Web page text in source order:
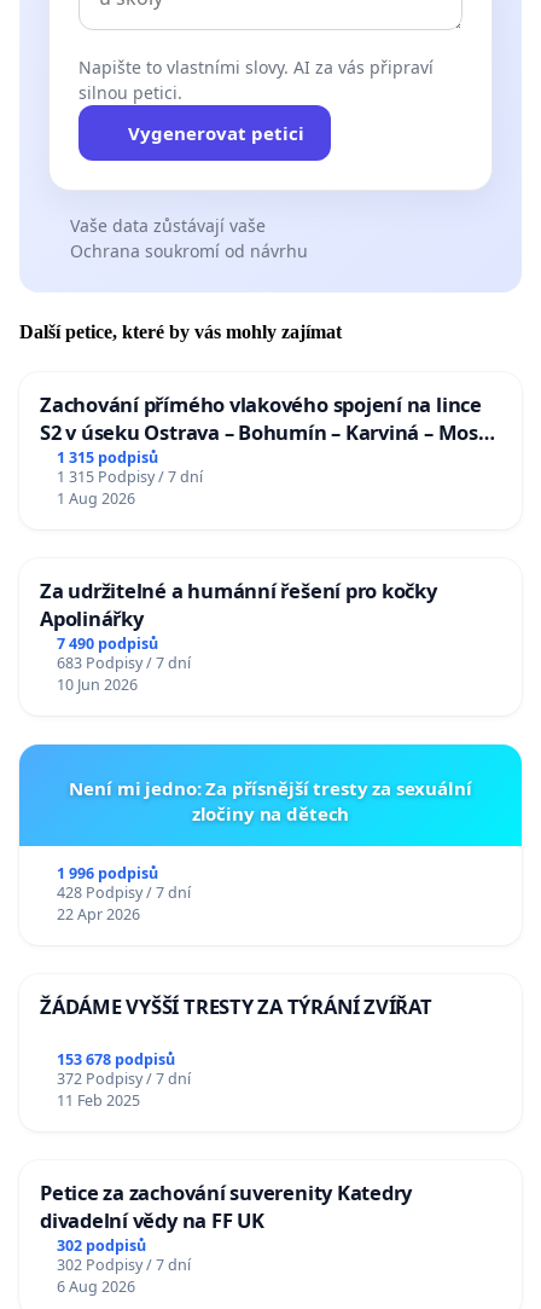
Napište to vlastními slovy. AI za vás připraví
silnou petici.
Vygenerovat petici
Vaše data zůstávají vaše
Ochrana soukromí od návrhu
Další petice, které by vás mohly zajímat
Zachování přímého vlakového spojení na lince
S2 v úseku Ostrava – Bohumín – Karviná – Mosty
u Jablunkova
1 315 podpisů
1 315 Podpisy / 7 dní
1 Aug 2026
Za udržitelné a humánní řešení pro kočky
Apolinářky
7 490 podpisů
683 Podpisy / 7 dní
10 Jun 2026
Není mi jedno: Za přísnější tresty za sexuální
zločiny na dětech
1 996 podpisů
428 Podpisy / 7 dní
22 Apr 2026
ŽÁDÁME VYŠŠÍ TRESTY ZA TÝRÁNÍ ZVÍŘAT
153 678 podpisů
372 Podpisy / 7 dní
11 Feb 2025
Petice za zachování suverenity Katedry
divadelní vědy na FF UK
302 podpisů
302 Podpisy / 7 dní
6 Aug 2026